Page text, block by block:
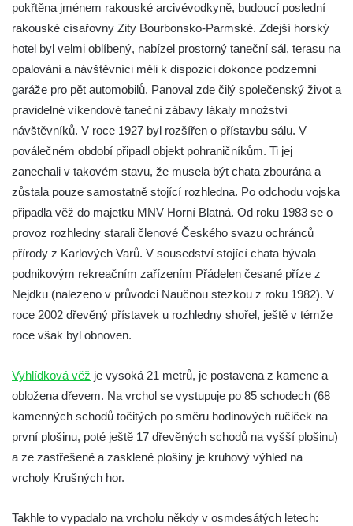
Rozhledna Špičák u České Lípy
Rozhledna Kaňk (Havířská bouda) u Kutné
Hory
Rozhledna Rumburak
Rozhledna Eliška (Stachelberg)
Rozhledna Bismarckturm v Neugersdorfu
Maják (a muzeum) Járy Cimrmana
Rozhledna Štěpánka
Rozhledna Vysoká v Tachově
Rozhledna Bohušův vrch u Plané
Rozhledna Strážný vrch
Rozhledna Klínovec
Rozhledna Bučina
Rozhledna Hamelika
Rozhledna Jeřabina
Rozhledna Erbenova vyhlídka v Ústí nad
Labem
Rozhledna Krudum
Czorneboh – polorozhledna
Rozhledna Blatenský vrch
Rozhledna Vochlice u Lubence
pokřtěna jménem rakouské arcivévodkyně, budoucí poslední
rakouské císařovny Zity Bourbonsko-Parmské. Zdejší horský
hotel byl velmi oblíbený, nabízel prostorný taneční sál, terasu na
opalování a návštěvníci měli k dispozici dokonce podzemní
garáže pro pět automobilů. Panoval zde čilý společenský život a
pravidelné víkendové taneční zábavy lákaly množství
návštěvníků. V roce 1927 byl rozšířen o přístavbu sálu. V
poválečném období připadl objekt pohraničníkům. Ti jej
zanechali v takovém stavu, že musela být chata zbourána a
zůstala pouze samostatně stojící rozhledna. Po odchodu vojska
připadla věž do majetku MNV Horní Blatná. Od roku 1983 se o
provoz rozhledny starali členové Českého svazu ochránců
přírody z Karlových Varů. V sousedství stojící chata bývala
podnikovým rekreačním zařízením Přádelen česané příze z
Nejdku (nalezeno v průvodci Naučnou stezkou z roku 1982). V
roce 2002 dřevěný přístavek u rozhledny shořel, ještě v témže
roce však byl obnoven.
Vyhlídková věž je vysoká 21 metrů, je postavena z kamene a
obložena dřevem. Na vrchol se vystupuje po 85 schodech (68
kamenných schodů točitých po směru hodinových ručiček na
první plošinu, poté ještě 17 dřevěných schodů na vyšší plošinu)
a ze zastřešené a zasklené plošiny je kruhový výhled na
vrcholy Krušných hor.
Takhle to vypadalo na vrcholu někdy v osmdesátých letech: